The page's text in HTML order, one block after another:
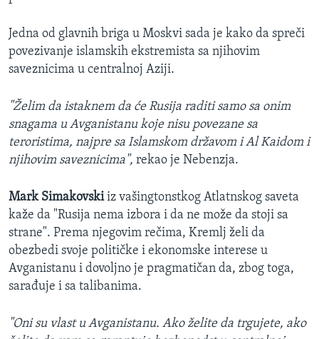
Jedna od glavnih briga u Moskvi sada je kako da spreči
povezivanje islamskih ekstremista sa njihovim
saveznicima u centralnoj Aziji.
"Želim da istaknem da će Rusija raditi samo sa onim
snagama u Avganistanu koje nisu povezane sa
teroristima, najpre sa Islamskom državom i Al Kaidom i
njihovim saveznicima", rekao je Nebenzja.
Mark Simakovskiiz vašingtonstkog Atlatnskog saveta
kaže da "Rusija nema izbora i da ne može da stoji sa
strane". Prema njegovim rečima, Kremlj želi da
obezbedi svoje političke i ekonomske interese u
Avganistanu i dovoljno je pragmatičan da, zbog toga,
sarađuje i sa talibanima.
"Oni su vlast u Avganistanu. Ako želite da trgujete, ako